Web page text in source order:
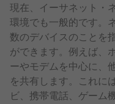
現在、イーサネット・
環境でも一般的です。
数のデバイスのことを
ができます。例えば、
ーやモデムを中心に、
を共有します。これに
ビ、携帯電話、ゲーム